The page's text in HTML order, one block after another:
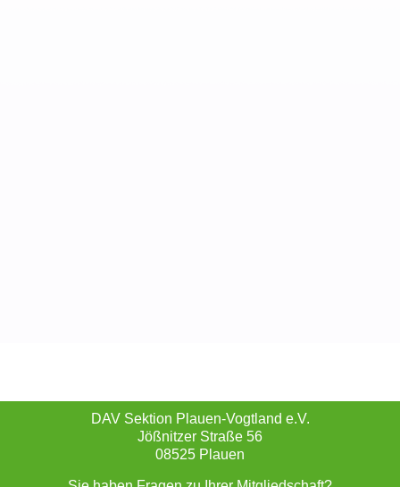
DAV Sektion Plauen-Vogtland e.V.
Jößnitzer Straße 56
08525 Plauen